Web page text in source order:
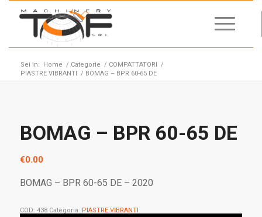
Sei in: Home / Categorie / COMPATTATORI /
PIASTRE VIBRANTI / BOMAG – BPR 60-65 DE
BOMAG – BPR 60-65 DE
€0.00
BOMAG – BPR 60-65 DE – 2020
COD: 438 Categoria: PIASTRE VIBRANTI